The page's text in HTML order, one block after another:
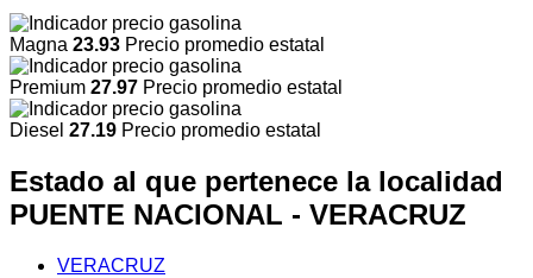
Magna 23.93 Precio promedio estatal
Premium 27.97 Precio promedio estatal
Diesel 27.19 Precio promedio estatal
Estado al que pertenece la localidad
PUENTE NACIONAL - VERACRUZ
VERACRUZ